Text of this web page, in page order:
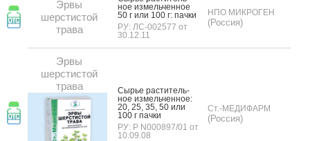
Эрвы
шерстистой
трава
ное из­мель­чен­ное
50 г или 100 г: пач­ки
РУ: ЛС-002577 от
30.12.11
НПО МИКРОГЕН
(Россия)
Эрвы
шерстистой
трава
Сырье рас­ти­тель­
ное из­мель­чен­ное:
20, 25, 35, 50 или
100 г пач­ки
РУ: Р N000897/01 от
10.09.08
Ст.-МЕДИФАРМ
(Россия)